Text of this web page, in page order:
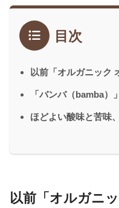
目次
以前「オルガニック
「バンバ（bamba）
ほどよい酸味と苦味
以前「オルガニ